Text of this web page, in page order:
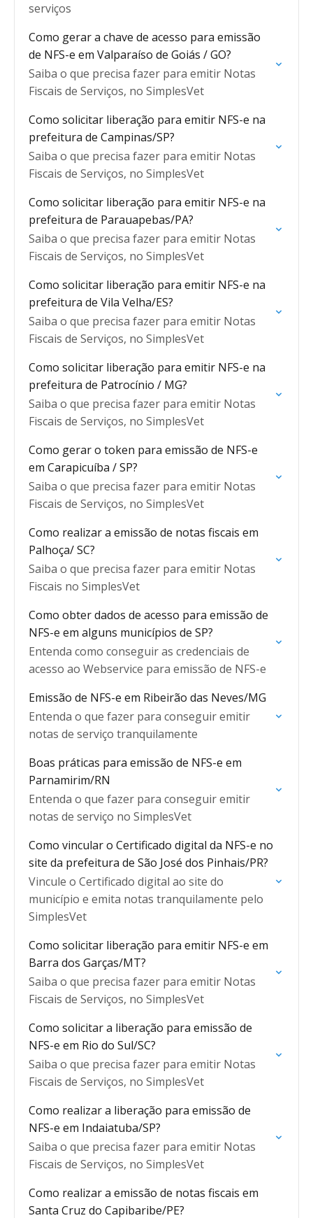
serviços
Como gerar a chave de acesso para emissão
de NFS-e em Valparaíso de Goiás / GO?
Saiba o que precisa fazer para emitir Notas
Fiscais de Serviços, no SimplesVet
Como solicitar liberação para emitir NFS-e na
prefeitura de Campinas/SP?
Saiba o que precisa fazer para emitir Notas
Fiscais de Serviços, no SimplesVet
Como solicitar liberação para emitir NFS-e na
prefeitura de Parauapebas/PA?
Saiba o que precisa fazer para emitir Notas
Fiscais de Serviços, no SimplesVet
Como solicitar liberação para emitir NFS-e na
prefeitura de Vila Velha/ES?
Saiba o que precisa fazer para emitir Notas
Fiscais de Serviços, no SimplesVet
Como solicitar liberação para emitir NFS-e na
prefeitura de Patrocínio / MG?
Saiba o que precisa fazer para emitir Notas
Fiscais de Serviços, no SimplesVet
Como gerar o token para emissão de NFS-e
em Carapicuíba / SP?
Saiba o que precisa fazer para emitir Notas
Fiscais de Serviços, no SimplesVet
Como realizar a emissão de notas fiscais em
Palhoça/ SC?
Saiba o que precisa fazer para emitir Notas
Fiscais no SimplesVet
Como obter dados de acesso para emissão de
NFS-e em alguns municípios de SP?
Entenda como conseguir as credenciais de
acesso ao Webservice para emissão de NFS-e
Emissão de NFS-e em Ribeirão das Neves/MG
Entenda o que fazer para conseguir emitir
notas de serviço tranquilamente
Boas práticas para emissão de NFS-e em
Parnamirim/RN
Entenda o que fazer para conseguir emitir
notas de serviço no SimplesVet
Como vincular o Certificado digital da NFS-e no
site da prefeitura de São José dos Pinhais/PR?
Vincule o Certificado digital ao site do
município e emita notas tranquilamente pelo
SimplesVet
Como solicitar liberação para emitir NFS-e em
Barra dos Garças/MT?
Saiba o que precisa fazer para emitir Notas
Fiscais de Serviços, no SimplesVet
Como solicitar a liberação para emissão de
NFS-e em Rio do Sul/SC?
Saiba o que precisa fazer para emitir Notas
Fiscais de Serviços, no SimplesVet
Como realizar a liberação para emissão de
NFS-e em Indaiatuba/SP?
Saiba o que precisa fazer para emitir Notas
Fiscais de Serviços, no SimplesVet
Como realizar a emissão de notas fiscais em
Santa Cruz do Capibaribe/PE?